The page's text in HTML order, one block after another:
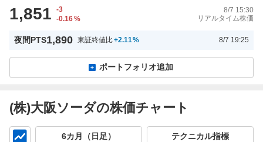
1,851
-3
-0.16%
8/7 15:30
リアルタイム株価
夜間PTS1,890 東証終値比+2.11% 8/7 19:25
ポートフォリオ追加
(株)大阪ソーダの株価チャート
6カ月（日足） テクニカル指標